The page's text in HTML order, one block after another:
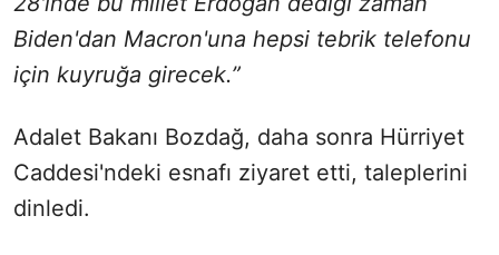
Biden'dan Macron'una hepsi tebrik telefonu
için kuyruğa girecek.”
Adalet Bakanı Bozdağ, daha sonra Hürriyet
Caddesi'ndeki esnafı ziyaret etti, taleplerini
dinledi.